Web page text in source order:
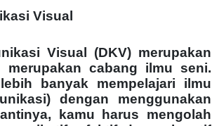
Visual
Visual (DKV) merupakan
cabang ilmu seni.
banyak mempelajari ilmu
dengan menggunakan
kamu harus mengolah